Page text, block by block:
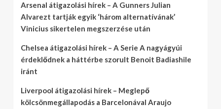
Arsenal átigazolási hírek – A Gunners Julian
Alvarezt tartják egyik ‘három alternatívának’
Vinicius sikertelen megszerzése után
Chelsea átigazolási hírek – A Serie A nagyágyúi
érdeklődnek a háttérbe szorult Benoit Badiashile
iránt
Liverpool átigazolási hírek – Meglepő
kölcsönmegállapodás a Barcelonával Araujo